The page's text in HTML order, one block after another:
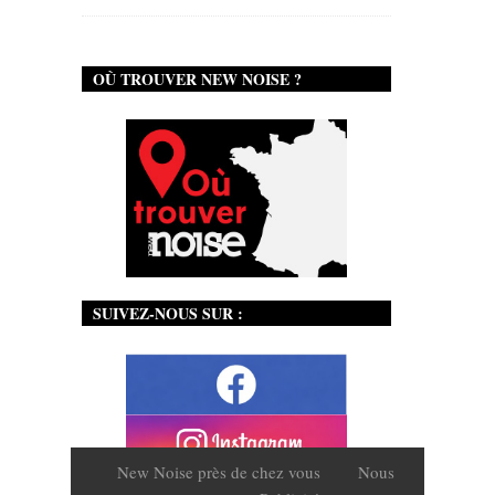
OÙ TROUVER NEW NOISE ?
SUIVEZ-NOUS SUR :
New Noise près de chez vous
Nous